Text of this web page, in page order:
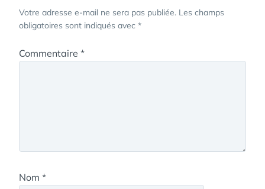
Votre adresse e-mail ne sera pas publiée. Les champs
obligatoires sont indiqués avec *
Commentaire *
Nom *